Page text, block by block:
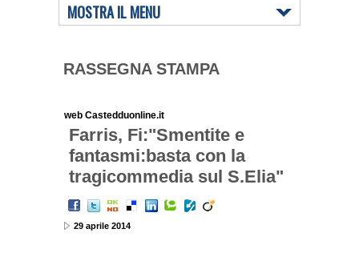
MOSTRA IL MENU
RASSEGNA STAMPA
web Castedduonline.it
Farris, Fi:"Smentite e
fantasmi:basta con la
tragicommedia sul S.Elia"
29 aprile 2014